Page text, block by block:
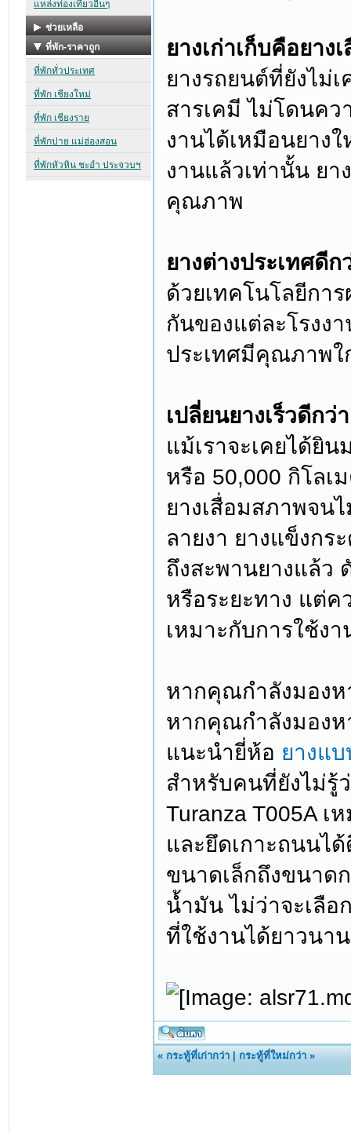
ยางเก่าเก็บคือยา
ยางรถยนต์ที่ยังไม่
สารเคมี ไม่โดนค
งานได้เหมือนยาง
งานแล้วเท่านั้น ยา
คุณภาพ
ยางต่างประเทศดี
ด้วยเทคโนโลยีกา
กันของแต่ละโรงง
ประเทศมีคุณภาพใ
เปลี่ยนยางเร็วดีกว่า
แม้เราจะเคยได้ยิ
หรือ 50,000 กิโลเ
ยางเสื่อมสภาพจน
ลายงา ยางแข็งกร
ถึงสะพานยางแล้ว
หรือระยะทาง แต่ค
เหมาะกับการใช้ง
หากคุณกำลังมองห
หากคุณกำลังมองห
แนะนำยี่ห้อ ยางแ
สำหรับคนที่ยังไม่รู้
Turanza T005A
และยึดเกาะถนนไ
ขนาดเล็กถึงขนาด
น้ำมัน ไม่ว่าจะเลื
ที่ใช้งานได้ยาวนาน
«กระทู้ที่เก่ากว่า |กระทู้ที่ใหม่กว่า »